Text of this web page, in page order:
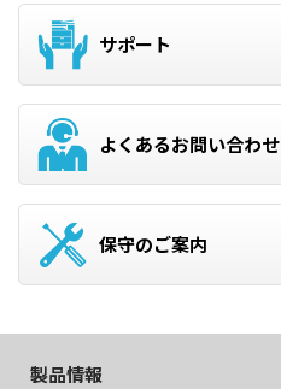
サポート
よくあるお問い合わせ
保守のご案内
製品情報